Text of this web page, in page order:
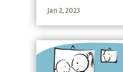
Jan 2, 2023